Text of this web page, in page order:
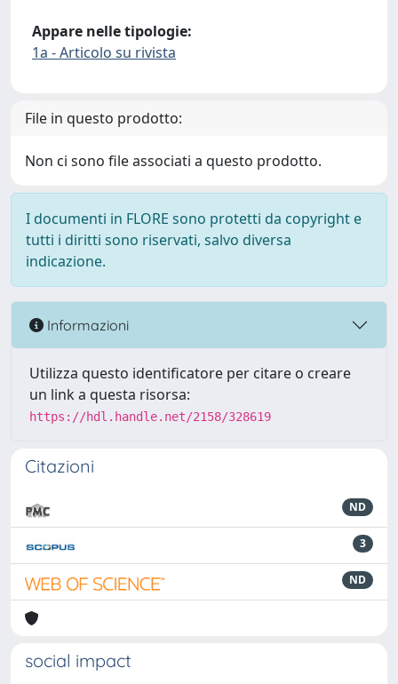
Appare nelle tipologie:
1a - Articolo su rivista
File in questo prodotto:
Non ci sono file associati a questo prodotto.
I documenti in FLORE sono protetti da copyright e
tutti i diritti sono riservati, salvo diversa
indicazione.
Informazioni
Utilizza questo identificatore per citare o creare
un link a questa risorsa:
https://hdl.handle.net/2158/328619
Citazioni
ND
3
ND
social impact